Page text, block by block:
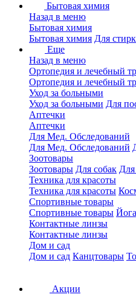
Бытовая химия
Назад в меню
Бытовая химия
Бытовая химия Для
Еще
Назад в меню
Ортопедия и лечебный
Ортопедия и лечебный
Уход за больными
Уход за больными Для
Аптечки
Аптечки
Для Мед. Обследований
Для Мед. Обследований
Зоотовары
Зоотовары Для собак
Техника для красоты
Техника для красоты
Спортивные товары
Спортивные товары
Контактные линзы
Контактные линзы
Дом и сад
Дом и сад Канцтовары
Акции